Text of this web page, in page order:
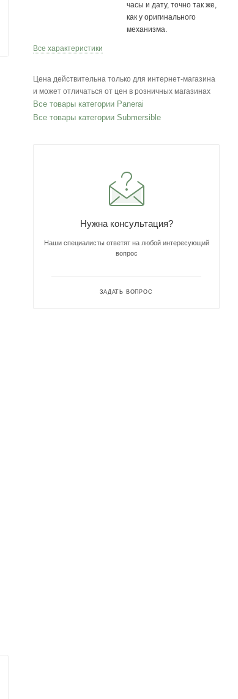
часы и дату, точно так же,
как у оригинального
механизма.
Все характеристики
Цена действительна только для интернет-магазина
и может отличаться от цен в розничных магазинах
Все товары категории Panerai
Все товары категории Submersible
Нужна консультация?
Наши специалисты ответят на любой интересующий
вопрос
ЗАДАТЬ ВОПРОС